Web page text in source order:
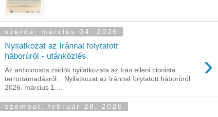
szerda, március 04, 2026
Nyilatkozat az Iránnal folytatott
háborúról - utánközlés
›
Az anticionista zsidók nyilatkozata az Irán elleni cionista
terrortámadásról: Nyilatkozat az Iránnal folytatott háborúról
2026. március 1....
szombat, február 28, 2026